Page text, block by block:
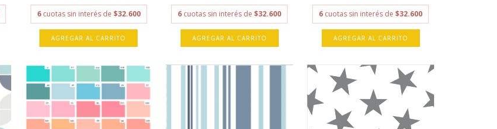
6 cuotas sin interés de $32.600
AGREGAR AL CARRITO
6 cuotas sin interés de$32.600
AGREGAR AL CARRITO
6 cuotas sin interés de$32.600
AGREGAR AL CARRITO